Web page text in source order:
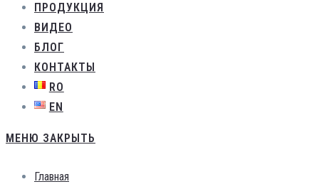
ПРОДУКЦИЯ
ВИДЕО
БЛОГ
КОНТАКТЫ
RO
EN
МЕНЮ ЗАКРЫТЬ
Главная